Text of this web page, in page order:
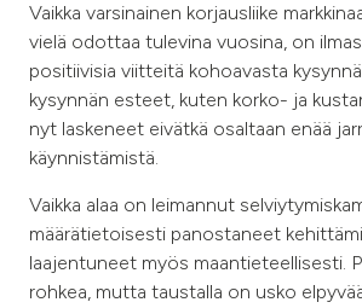
Vaikka varsinainen korjausliike
vielä odottaa tulevina vuosina, on
positiivisia viitteitä kohoavasta
kysynnän esteet, kuten korko- ja
nyt laskeneet eivätkä osaltaan enää
käynnistämistä.
Vaikka alaa on leimannut
määrätietoisesti panostaneet
laajentuneet myös maantieteellisesti.
rohkea, mutta taustalla on usko